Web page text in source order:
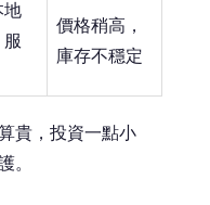
地
價格稍高，
庫存不穩定
貴，投資一點小
。